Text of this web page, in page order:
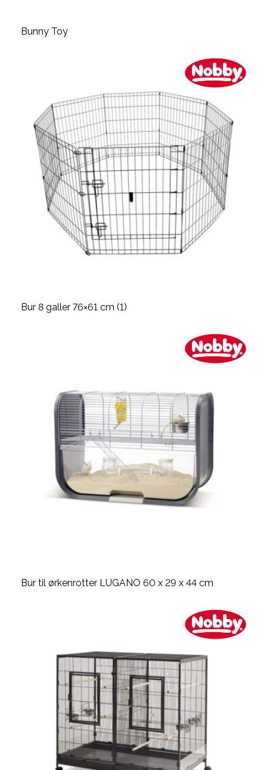
Bunny Toy
Bur 8 galler 76×61 cm (1)
Bur til ørkenrotter LUGANO 60 x 29 x 44 cm